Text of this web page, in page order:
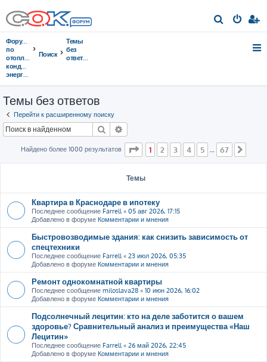
о
Форумы
по
отоплению,
кондиционированию,
энергосбережению
Поиск
Темы
без
ответов
Темы без ответов
Перейти к расширенному поиску
Поиск
Найдено более 1000 результатов Страница из 67
1 2 3 4 5 67
Темы
Квартира в Краснодаре в ипотеку
Последнее сообщение Farrell « 05 авг 2026, 17:15
Добавлено в форуме Комментарии и мнения
Быстровозводимые здания: как снизить зависимость от
спецтехники
Последнее сообщение Farrell « 23 июл 2026, 05:35
Добавлено в форуме Комментарии и мнения
Ремонт однокомнатной квартиры
Последнее сообщение miloslava28 « 10 июн 2026, 16:02
Добавлено в форуме Комментарии и мнения
Подсолнечный лецитин: кто на деле заботится о вашем
здоровье? Сравнительный анализ и преимущества «Наш
Лецитин»
Последнее сообщение Farrell « 26 май 2026, 22:45
Добавлено в форуме Комментарии и мнения